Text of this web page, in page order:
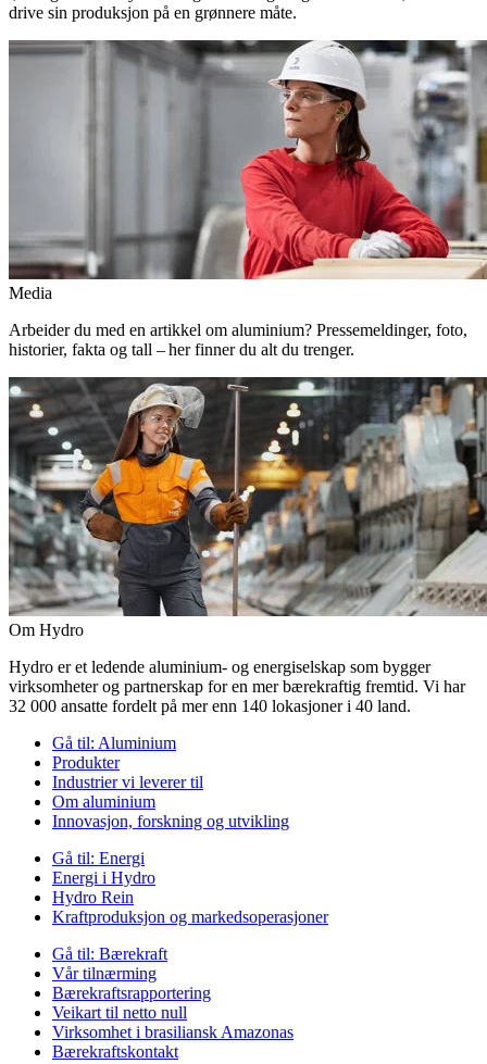
drive sin produksjon på en grønnere måte.
Media
Arbeider du med en artikkel om aluminium? Pressemeldinger, foto,
historier, fakta og tall – her finner du alt du trenger.
Om Hydro
Hydro er et ledende aluminium- og energiselskap som bygger
virksomheter og partnerskap for en mer bærekraftig fremtid. Vi har
32 000 ansatte fordelt på mer enn 140 lokasjoner i 40 land.
Gå til: Aluminium
Produkter
Industrier vi leverer til
Om aluminium
Innovasjon, forskning og utvikling
Gå til: Energi
Energi i Hydro
Hydro Rein
Kraftproduksjon og markedsoperasjoner
Gå til: Bærekraft
Vår tilnærming
Bærekraftsrapportering
Veikart til netto null
Virksomhet i brasiliansk Amazonas
Bærekraftskontakt